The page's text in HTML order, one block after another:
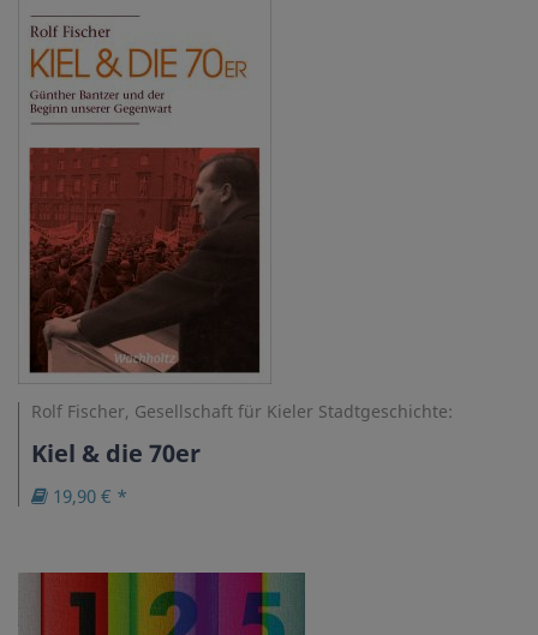
Rolf Fischer, Gesellschaft für Kieler Stadtgeschichte:
Kiel & die 70er
19,90 € *